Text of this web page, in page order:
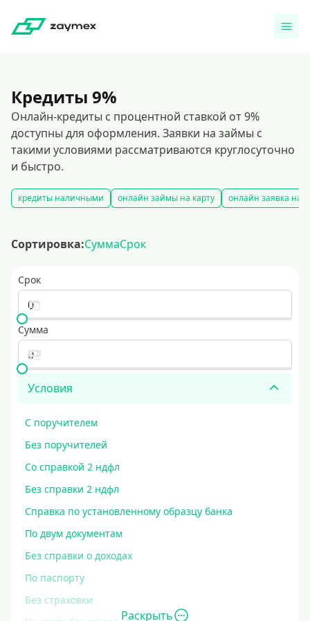
Кредиты 9%
Онлайн-кредиты с процентной ставкой от 9%
доступны для оформления. Заявки на займы с
такими условиями рассматриваются круглосуточно
и быстро.
кредиты наличными онлайн займы на карту онлайн заявка на
Сортировка:СуммаСрок
Срок
Сумма
Условия
С поручителем
Без поручителей
Со справкой 2 ндфл
Без справки 2 ндфл
Справка по установленному образцу банка
По двум документам
Без справки о доходах
По паспорту
Без страховки
Раскрыть